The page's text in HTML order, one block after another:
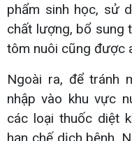
phẩm sinh học, sử
chất lượng, bổ sung
tôm nuôi cũng được
Ngoài ra, để tránh
nhập vào khu vực
các loại thuốc diệt
hạn chế dịch bệnh.